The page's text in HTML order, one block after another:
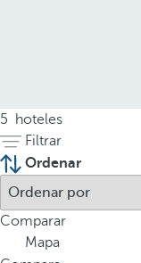
5
hoteles
Filtrar
Ordenar
Comparar
Mapa